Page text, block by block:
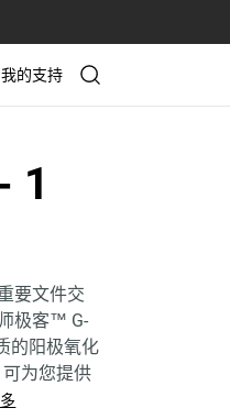
我的支持
1
要文件交
极客™ G-
的阳极氧化
可为您提供